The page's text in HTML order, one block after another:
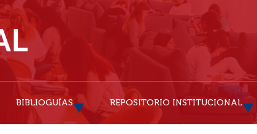
BIBLIOGUÍAS REPOSITORIO INSTITUCIONAL